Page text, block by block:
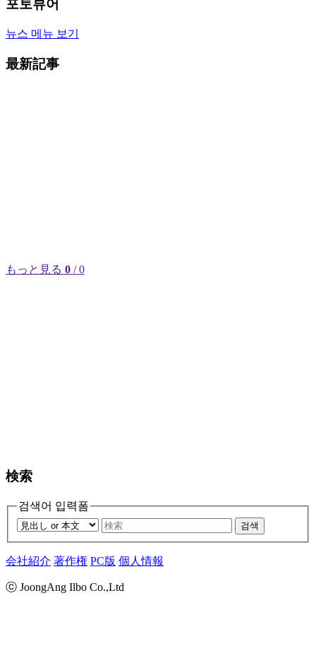
포토뷰어
뉴스 메뉴 보기
最新記事
もっと見る 0 / 0
検索
검색어 입력폼
검색
会社紹介 著作権 PC版 個人情報
ⓒ JoongAng Ilbo Co.,Ltd